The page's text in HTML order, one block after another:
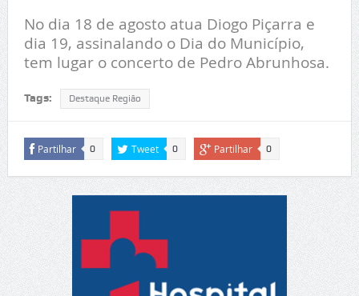
No dia 18 de agosto atua Diogo Piçarra e
dia 19, assinalando o Dia do Município,
tem lugar o concerto de Pedro Abrunhosa.
Tags: Destaque Região
Partilhar 0 Tweet 0 Partilhar 0